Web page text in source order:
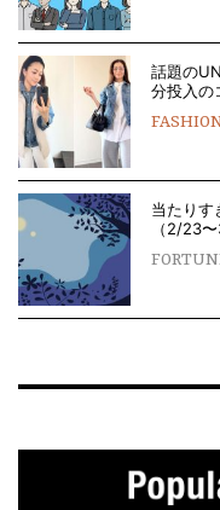
話題の
分投入の
当たりす
（2/23